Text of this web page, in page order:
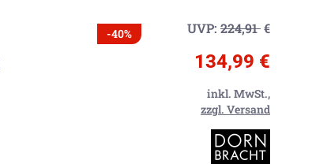
-40% UVP: 224,91€
134,99 €
inkl. MwSt.,
zzgl. Versand